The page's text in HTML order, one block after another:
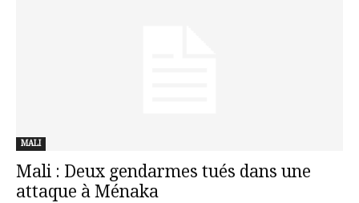
MALI
Mali : Deux gendarmes tués dans une
attaque à Ménaka